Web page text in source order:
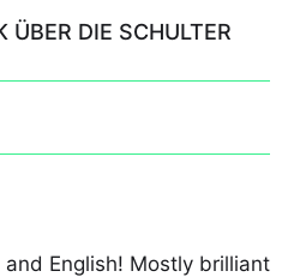
DIE SCHULTER
English! Mostly brilliant